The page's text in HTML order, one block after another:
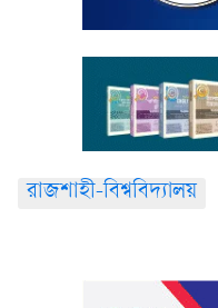
রাজশাহী-বিশ্ববিদ্যালয়